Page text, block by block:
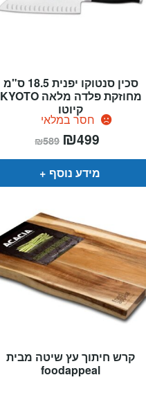
סכין סנטוקו יפנית 18.5 ס"מ
מחוזקת פלדה מלאה KYOTO
קיוטו
חסר במלאי
₪589 המחיר
המקורי
היה:
₪589.
₪499
הוא:
מידע נוסף
קרש חיתוך עץ שיטה מבית
foodappeal